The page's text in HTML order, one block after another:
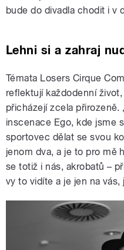
bude do divadla chodit i v
Lehni si a zahraj
Témata Losers Cirque
reflektují každodenní
přicházejí zcela přirozeně.
inscenace Ego, kde jsme
sportovec dělat se svou
jenom dva, a je to pro mě
se totiž i nás, akrobatů –
vy to vidíte a je jen na vás,